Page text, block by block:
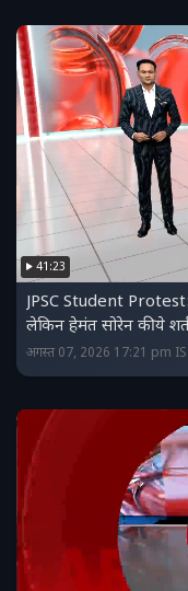
41:23
JPSC Student Protest:
लेकिन हेमंत सोरेन की ये
अगस्त 07, 2026 17:21 pm